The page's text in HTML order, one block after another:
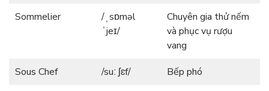
Sommelier
/ˌsɒməl
ˈjeɪ/
Chuyên gia thử nếm
và phục vụ rượu
vang
Sous Chef
/suː ʃɛf/
Bếp phó